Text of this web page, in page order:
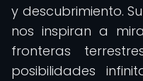
y descubrimiento.
nos inspiran a
fronteras
posibilidades